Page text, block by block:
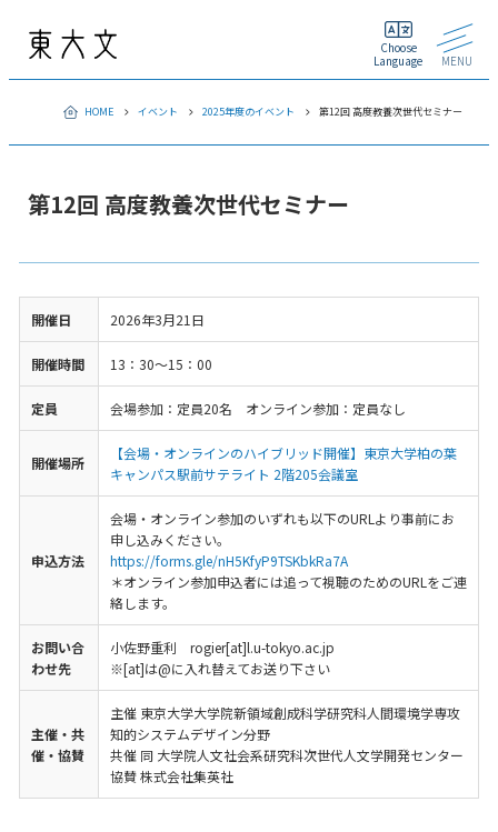
Choose
Language
MENU
HOME イベント 2025年度のイベント 第12回 高度教養次世代セミナー
第12回 高度教養次世代セミナー
開催日 2026年3月21日
開催時間 13：30～15：00
定員 会場参加：定員20名 オンライン参加：定員なし
開催場所
【会場・オンラインのハイブリッド開催】東京大学柏の葉
キャンパス駅前サテライト 2階205会議室
申込方法
会場・オンライン参加のいずれも以下のURLより事前にお
申し込みください。
https://forms.gle/nH5KfyP9TSKbkRa7A
＊オンライン参加申込者には追って視聴のためのURLをご連
絡します。
お問い合
わせ先
小佐野重利 rogier[at]l.u-tokyo.ac.jp
※[at]は@に入れ替えてお送り下さい
主催・共
催・協賛
主催 東京大学大学院新領域創成科学研究科人間環境学専攻
知的システムデザイン分野
共催 同 大学院人文社会系研究科次世代人文学開発センター
協賛 株式会社集英社